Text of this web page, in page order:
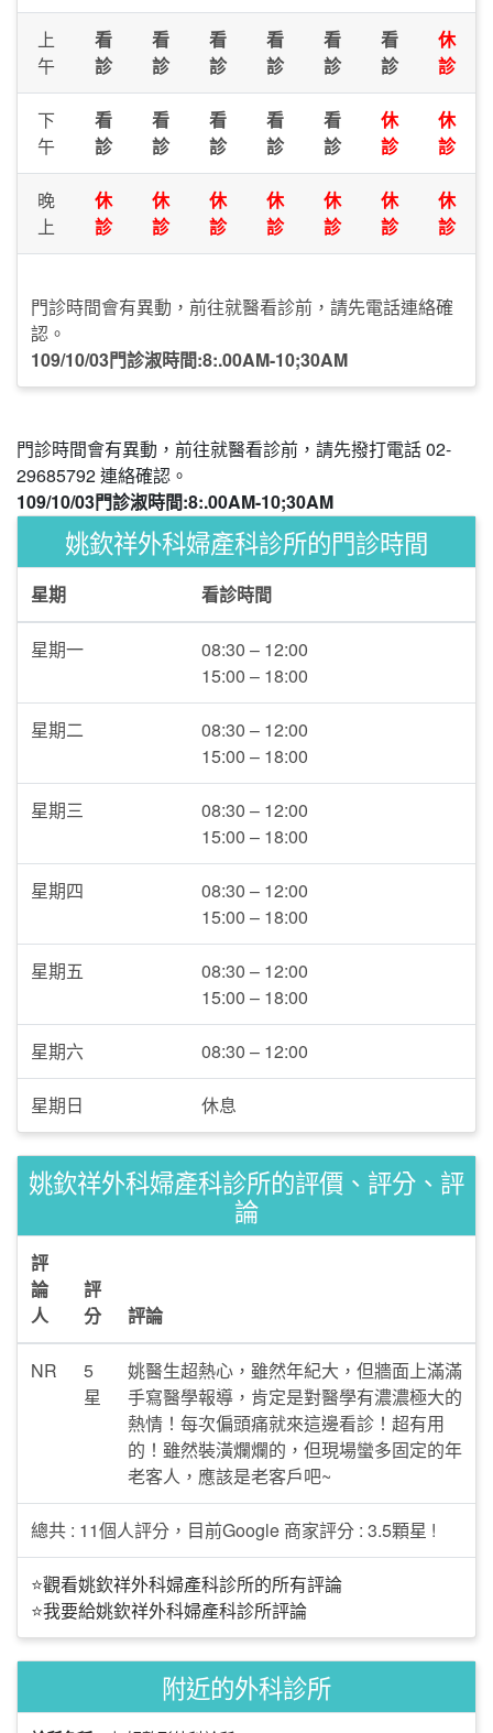
上
午
看
診
看
診
看
診
看
診
看
診
看
診
休
診
下
午
看
診
看
診
看
診
看
診
看
診
休
診
休
診
晚
上
休
診
休
診
休
診
休
診
休
診
休
診
休
診
門診時間會有異動，前往就醫看診前，請先電話連絡確
認。
109/10/03門診淑時間:8:.00AM-10;30AM
門診時間會有異動，前往就醫看診前，請先撥打電話 02-
29685792 連絡確認。
109/10/03門診淑時間:8:.00AM-10;30AM
姚欽祥外科婦產科診所的門診時間
星期 看診時間
星期一
08:30 – 12:00
15:00 – 18:00
星期二
08:30 – 12:00
15:00 – 18:00
星期三
08:30 – 12:00
15:00 – 18:00
星期四
08:30 – 12:00
15:00 – 18:00
星期五
08:30 – 12:00
15:00 – 18:00
星期六 08:30 – 12:00
星期日 休息
姚欽祥外科婦產科診所的評價、評分、評
論
評
論
人
評
分
評論
NR
5
星
姚醫生超熱心，雖然年紀大，但牆面上滿滿
手寫醫學報導，肯定是對醫學有濃濃極大的
熱情！每次偏頭痛就來這邊看診！超有用
的！雖然裝潢爛爛的，但現場蠻多固定的年
老客人，應該是老客戶吧~
總共 : 11個人評分，目前Google 商家評分 : 3.5顆星 !
⭐觀看姚欽祥外科婦產科診所的所有評論
⭐我要給姚欽祥外科婦產科診所評論
附近的外科診所